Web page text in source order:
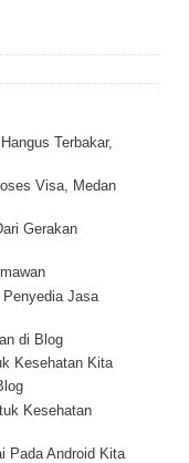
Terbakar,
Visa, Medan
Gerakan
Jasa
di Blog
Kesehatan Kita
Kesehatan
Pada Android Kita